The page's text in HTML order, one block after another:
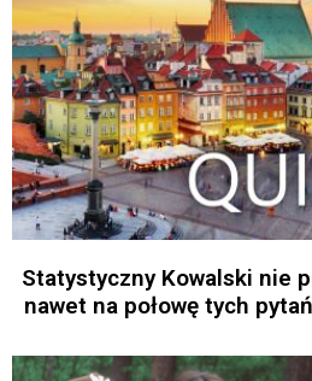
Statystyczny Kowalski nie
nawet na połowę tych